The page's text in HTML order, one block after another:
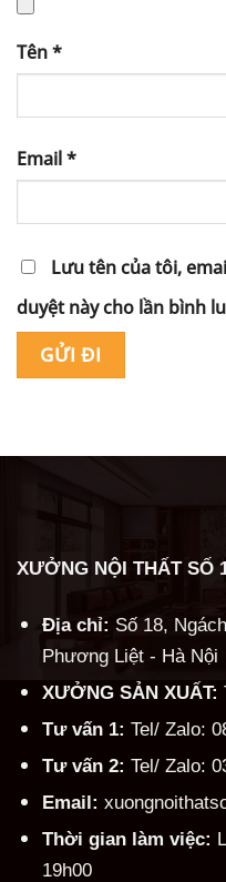
Tên*
Email*
Lưu tên của tôi,
duyệt này cho lần bình
XƯỞNG NỘI THẤT SỐ
Địa chỉ: Số 18,
Phương Liệt - Hà Nội
XƯỞNG SẢN XUẤT:
Tư vấn 1: Tel/ Zalo:
Tư vấn 2: Tel/ Zalo:
Email:
Thời gian làm việc:
19h00